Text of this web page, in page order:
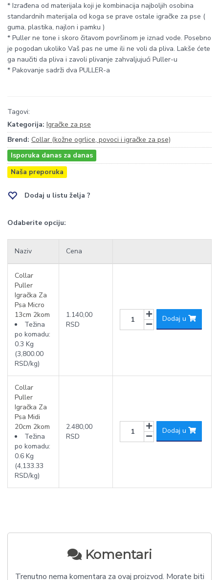
* Izrađena od materijala koji je kombinacija najboljih osobina
standardnih materijala od koga se prave ostale igračke za pse (
guma, plastika, najlon i pamku )
* Puller ne tone i skoro čitavom površinom je iznad vode. Posebno
je pogodan ukoliko Vaš pas ne ume ili ne voli da pliva. Lakše ćete
ga naučiti da pliva i zavoli plivanje zahvaljujući Puller-u
* Pakovanje sadrži dva PULLER-a
Tagovi:
Kategorija: Igračke za pse
Brend: Collar (kožne ogrlice, povoci i igračke za pse)
Isporuka danas za danas
Naša preporuka
Dodaj u listu želja ?
Odaberite opciju:
Naziv Cena
Collar
Puller
Igračka Za
Psa Micro
13cm 2kom
Težina
po komadu:
0.3 Kg
(3,800.00
RSD/kg)
1.140,00
RSD
Dodaj u
Collar
Puller
Igračka Za
Psa Midi
20cm 2kom
Težina
po komadu:
0.6 Kg
(4,133.33
RSD/kg)
2.480,00
RSD
Dodaj u
Komentari
Trenutno nema komentara za ovaj proizvod. Morate biti